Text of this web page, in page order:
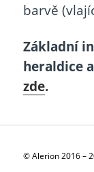
barvě
Základní
heraldice
zde.
© Alerion 2016 –